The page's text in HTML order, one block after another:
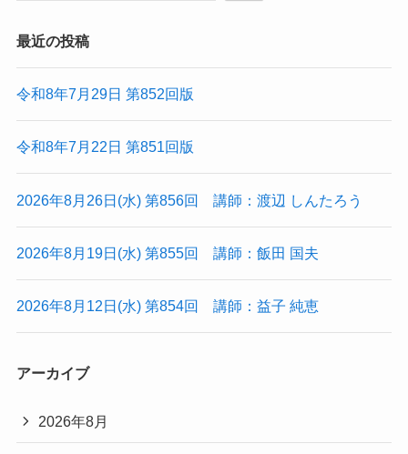
最近の投稿
令和8年7月29日 第852回版
令和8年7月22日 第851回版
2026年8月26日(水) 第856回 講師：渡辺 しんたろう
2026年8月19日(水) 第855回 講師：飯田 国夫
2026年8月12日(水) 第854回 講師：益子 純恵
アーカイブ
2026年8月